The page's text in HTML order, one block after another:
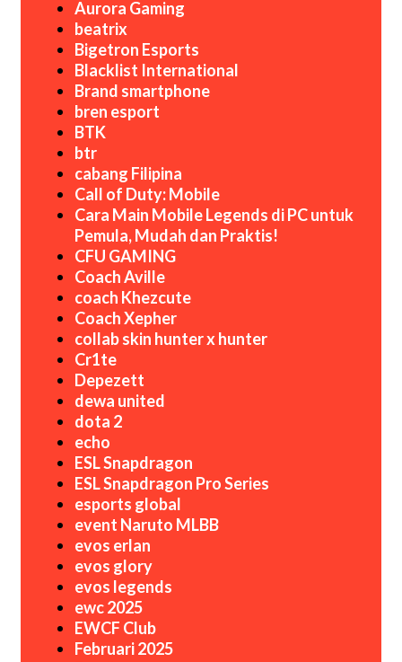
Aurora Gaming
beatrix
Bigetron Esports
Blacklist International
Brand smartphone
bren esport
BTK
btr
cabang Filipina
Call of Duty: Mobile
Cara Main Mobile Legends di PC untuk
Pemula, Mudah dan Praktis!
CFU GAMING
Coach Aville
coach Khezcute
Coach Xepher
collab skin hunter x hunter
Cr1te
Depezett
dewa united
dota 2
echo
ESL Snapdragon
ESL Snapdragon Pro Series
esports global
event Naruto MLBB
evos erlan
evos glory
evos legends
ewc 2025
EWCF Club
Februari 2025